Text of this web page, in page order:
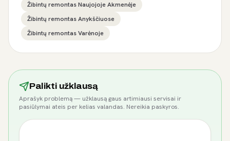
Žibintų remontas Naujojoje Akmenėje
Žibintų remontas Anykščiuose
Žibintų remontas Varėnoje
Palikti užklausą
Aprašyk problemą — užklausą gaus artimiausi servisai ir
pasiūlymai ateis per kelias valandas. Nereikia paskyros.